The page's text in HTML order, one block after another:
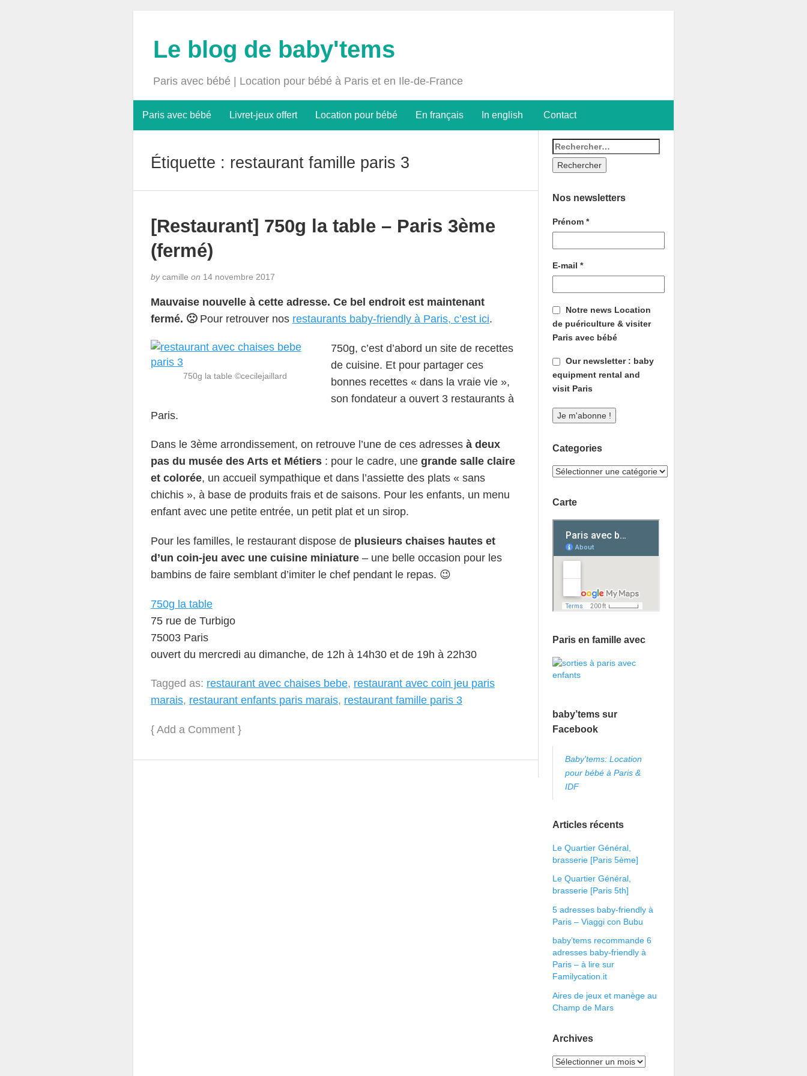
Le blog de baby'tems
Paris avec bébé | Location pour bébé à Paris et en Ile-de-France
Paris avec bébé Livret-jeux offert Location pour bébé En français In english Contact
Étiquette : restaurant famille paris 3
[Restaurant] 750g la table – Paris 3ème
(fermé)
bycamille on 14 novembre 2017
Mauvaise nouvelle à cette adresse. Ce bel endroit est maintenant
fermé. 🙁Pour retrouver nos restaurants baby-friendly à Paris, c’est ici.
750g la table ©cecilejaillard
750g, c’est d’abord un site de recettes
de cuisine. Et pour partager ces
bonnes recettes « dans la vraie vie »,
son fondateur a ouvert 3 restaurants à
Paris.
Dans le 3ème arrondissement, on retrouve l’une de ces adresses à deux
pas du musée des Arts et Métiers: pour le cadre, une grande salle claire
et colorée, un accueil sympathique et dans l’assiette des plats « sans
chichis », à base de produits frais et de saisons. Pour les enfants, un menu
enfant avec une petite entrée, un petit plat et un sirop.
Pour les familles, le restaurant dispose de plusieurs chaises hautes et
d’un coin-jeu avec une cuisine miniature– une belle occasion pour les
bambins de faire semblant d’imiter le chef pendant le repas. 😉
750g la table
75 rue de Turbigo
75003 Paris
ouvert du mercredi au dimanche, de 12h à 14h30 et de 19h à 22h30
Tagged as: restaurant avec chaises bebe, restaurant avec coin jeu paris
marais, restaurant enfants paris marais, restaurant famille paris 3
{ Add a Comment}
Nos newsletters
Prénom*
E-mail*
Notre news Location
de puériculture & visiter
Paris avec bébé
Our newsletter : baby
equipment rental and
visit Paris
Categories
Carte
Paris en famille avec
baby’tems sur
Facebook
Baby'tems: Location
pour bébé à Paris &
IDF
Articles récents
Le Quartier Général,
brasserie [Paris 5ème]
Le Quartier Général,
brasserie [Paris 5th]
5 adresses baby-friendly à
Paris – Viaggi con Bubu
baby’tems recommande 6
adresses baby-friendly à
Paris – à lire sur
Familycation.it
Aires de jeux et manège au
Champ de Mars
Archives